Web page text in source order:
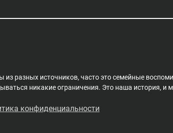
из разных источников, часто это семейные
никакие ограничения. Это наша история, и
конфиденциальности